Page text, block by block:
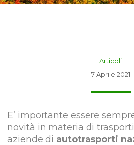
Articoli
7 Aprile 2021
E’ importante essere
novità in materia di
aziende di autotrasporti